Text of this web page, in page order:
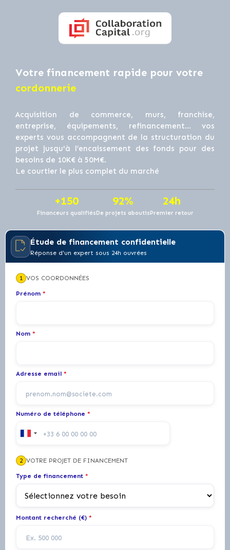
Votre financement rapide pour votre
cordonnerie
Acquisition de commerce, murs, franchise,
entreprise, équipements, refinancement… vos
experts vous accompagnent de la structuration du
projet jusqu'à l’encaissement des fonds pour des
besoins de 10K€ à 50M€.
Le courtier le plus complet du marché
+150
Financeurs qualifiés
92%
De projets aboutis
24h
Premier retour
Étude de financement confidentielle
Réponse d'un expert sous 24h ouvrées
1 VOS COORDONNÉES
Prénom *
Nom *
Adresse email *
Numéro de téléphone *
2 VOTRE PROJET DE FINANCEMENT
Type de financement *
Montant recherché (€) *